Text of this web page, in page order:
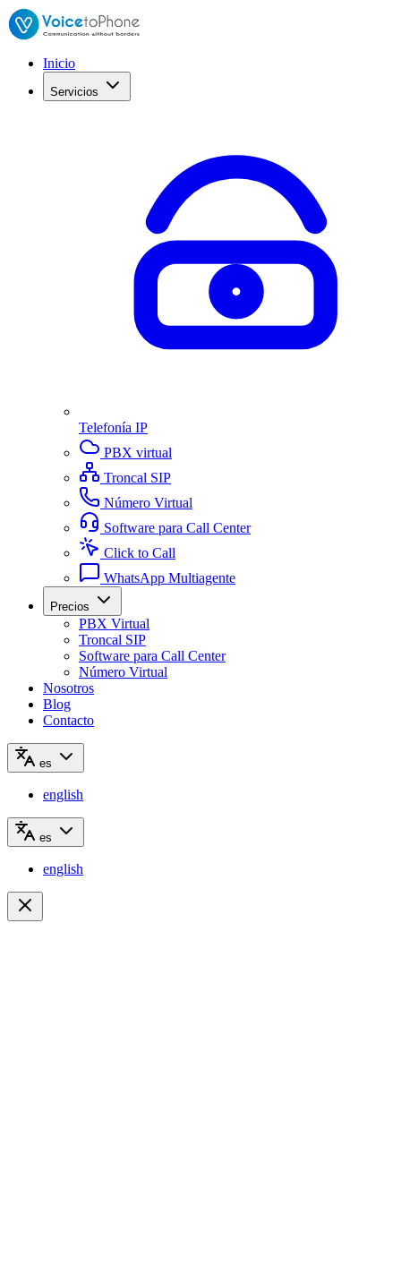
Inicio
Servicios
Telefonía IP
PBX virtual
Troncal SIP
Número Virtual
Software para Call Center
Click to Call
WhatsApp Multiagente
Precios
PBX Virtual
Troncal SIP
Software para Call Center
Número Virtual
Nosotros
Blog
Contacto
es
english
es
english